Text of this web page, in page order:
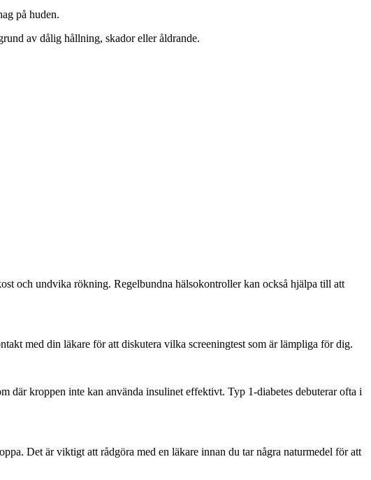
på huden.
av dålig hållning, skador eller åldrande.
och undvika rökning. Regelbundna hälsokontroller kan också hjälpa till att
med din läkare för att diskutera vilka screeningtest som är lämpliga för dig.
där kroppen inte kan använda insulinet effektivt. Typ 1-diabetes debuterar ofta i
Det är viktigt att rådgöra med en läkare innan du tar några naturmedel för att